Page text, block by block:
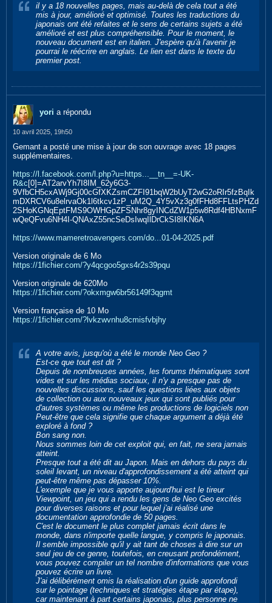
il y a 18 nouvelles pages, mais au-delà de cela tout a été
mis à jour, amélioré et optimisé. Toutes les traductions du
japonais ont été refaites et le sens de certains sujets a été
amélioré et est plus compréhensible. Pour le moment, le
nouveau document est en italien. J'espère qu'à l'avenir je
pourrai le réécrire en anglais. Le lien est dans le texte du
premier post.
yori a répondu
10 avril 2025, 19h50
Gemant a posté une mise à jour de son ouvrage avec 18 pages
supplémentaires.
https://l.facebook.com/l.php?u=https...__tn__=-UK-
R&c[0]=AT2arvYh7I8IM_62y6G3-
9VfbCH5cxAWj9Gj00cGfXKZsmCZFI91bqW2bUyT2wG2oRIr5fzBqIk
mDXRCV6u8elrvaOk1l6tkcv1zP_uM2Q_4Y5vXz3g0fFHd8FFLtsPHZd
2SHoKGNqEptFMS9OWHGpZFSNhr8gyINCdZW1p5w8Rdf4HBNxmF
wQeQFvu6NH4I-QNAxZ55ncSeDsIwqIlDrCkSI8IKN6A
https://www.mameretroavengers.com/do...01-04-2025.pdf
Version originale de 6 Mo
https://1fichier.com/?y4qcgoo5gxs4r2s39pqu
Version originale de 620Mo
https://1fichier.com/?okxmgw6br56149f3qgmt
Version française de 10 Mo
https://1fichier.com/?lvkzwvnhu8cmisfvbjhy
A votre avis, jusqu'où a été le monde Neo Geo ?
Est-ce que tout est dit ?
Depuis de nombreuses années, les forums thématiques sont
vides et sur les médias sociaux, il n'y a presque pas de
nouvelles discussions, sauf les questions liées aux objets
de collection ou aux nouveaux jeux qui sont publiés pour
d'autres systèmes ou même les productions de logiciels non
Peut-être que cela signifie que chaque argument a déjà été
exploré à fond ?
Bon sang non.
Nous sommes loin de cet exploit qui, en fait, ne sera jamais
atteint.
Presque tout a été dit au Japon. Mais en dehors du pays du
soleil levant, un niveau d'approfondissement a été atteint qui
peut-être même pas dépasser 10%.
L'exemple que je vous apporte aujourd'hui est le tireur
Viewpoint, un jeu qui a rendu les gens de Neo Geo excités
pour diverses raisons et pour lequel j'ai réalisé une
documentation approfondie de 50 pages.
C'est le document le plus complet jamais écrit dans le
monde, dans n'importe quelle langue, y compris le japonais.
Il semble impossible qu'il y ait tant de choses à dire sur un
seul jeu de ce genre, toutefois, en creusant profondément,
vous pouvez compiler un tel nombre d'informations que vous
pouvez écrire un livre.
J'ai délibérément omis la réalisation d'un guide approfondi
sur le pointage (techniques et stratégies étape par étape),
car maintenant à part certains japonais, plus personne ne